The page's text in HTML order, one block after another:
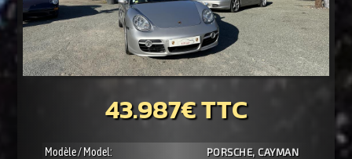
43.987€ TTC
Modèle / Model:
PORSCHE, CAYMAN